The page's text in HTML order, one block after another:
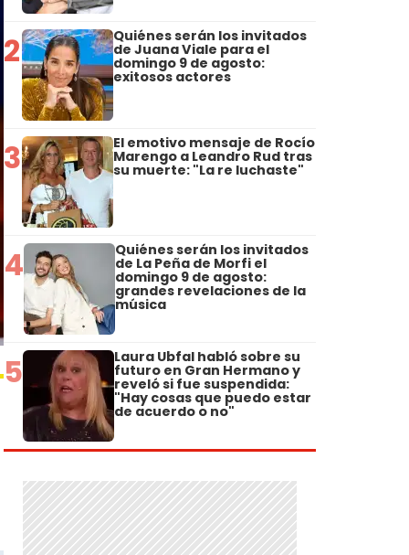
2 Quiénes serán los invitados
de Juana Viale para el
domingo 9 de agosto:
exitosos actores
3 El emotivo mensaje de Rocío
Marengo a Leandro Rud tras
su muerte: "La re luchaste"
4 Quiénes serán los invitados
de La Peña de Morfi el
domingo 9 de agosto:
grandes revelaciones de la
música
5 Laura Ubfal habló sobre su
futuro en Gran Hermano y
reveló si fue suspendida:
"Hay cosas que puedo estar
de acuerdo o no"